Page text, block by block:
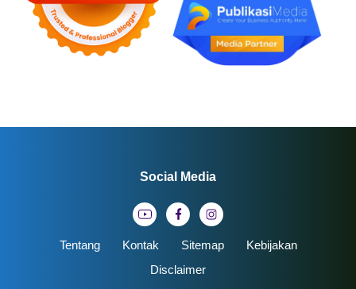
Tentang Kontak Sitemap
Kebijakan
Disclaimer
Social Media